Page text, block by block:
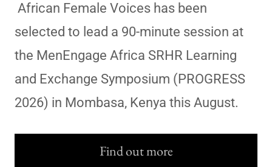
African Female Voices has been
selected to lead a 90-minute session at
the MenEngage Africa SRHR Learning
and Exchange Symposium (PROGRESS
2026) in Mombasa, Kenya this August.
Find out more